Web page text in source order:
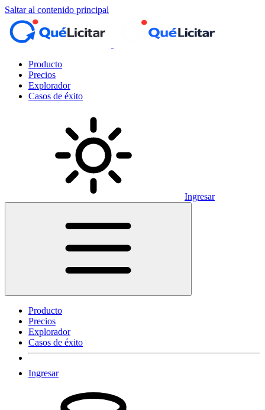
Saltar al contenido principal
Producto
Precios
Explorador
Casos de éxito
Ingresar
Producto
Precios
Explorador
Casos de éxito
Ingresar